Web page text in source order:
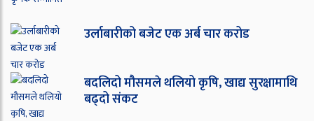
उर्लाबारीको बजेट एक अर्ब चार करोड
बदलिदो मौसमले थलियो कृषि, खाद्य सुरक्षामाथि
बढ्दो संकट